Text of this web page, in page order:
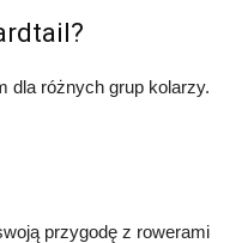
dla różnych grup kolarzy.
przygodę z rowerami